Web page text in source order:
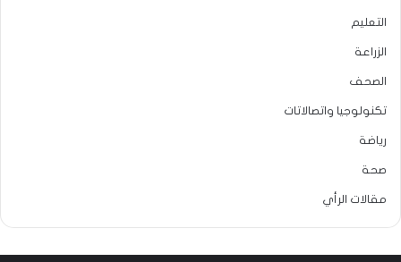
التعليم
الزراعة
الصحف
تكنولوجيا واتصالاتات
رياضة
صحة
مقالات الرأي